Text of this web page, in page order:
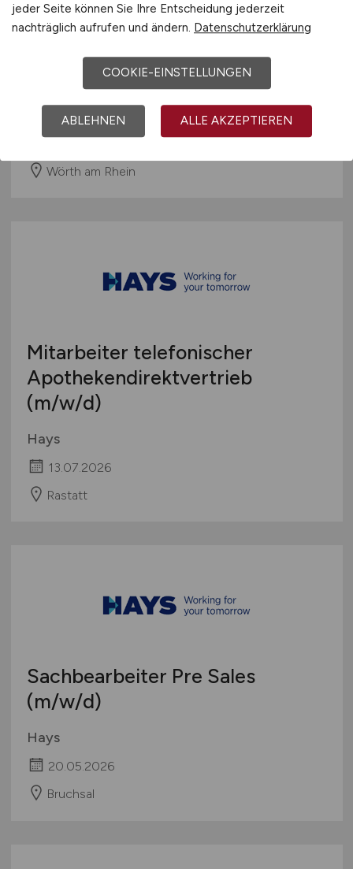
Projektmanager
Auftragsmanagement & After
(m/w/d)
Wörth am Rhein
Mitarbeiter telefonischer
Apothekendirektvertrieb
(m/w/d)
Hays
13.07.2026
Rastatt
Sachbearbeiter Pre Sales
(m/w/d)
Hays
20.05.2026
Bruchsal
jeder Seite können Sie Ihre Entscheidung jederzeit
nachträglich aufrufen und ändern. Datenschutzerklärung
COOKIE-EINSTELLUNGEN
ABLEHNEN ALLE AKZEPTIEREN